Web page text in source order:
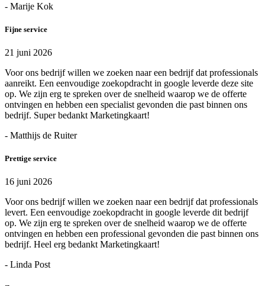
- Marije Kok
Fijne service
21 juni 2026
Voor ons bedrijf willen we zoeken naar een bedrijf dat professionals
aanreikt. Een eenvoudige zoekopdracht in google leverde deze site
op. We zijn erg te spreken over de snelheid waarop we de offerte
ontvingen en hebben een specialist gevonden die past binnen ons
bedrijf. Super bedankt Marketingkaart!
- Matthijs de Ruiter
Prettige service
16 juni 2026
Voor ons bedrijf willen we zoeken naar een bedrijf dat professionals
levert. Een eenvoudige zoekopdracht in google leverde dit bedrijf
op. We zijn erg te spreken over de snelheid waarop we de offerte
ontvingen en hebben een professional gevonden die past binnen ons
bedrijf. Heel erg bedankt Marketingkaart!
- Linda Post